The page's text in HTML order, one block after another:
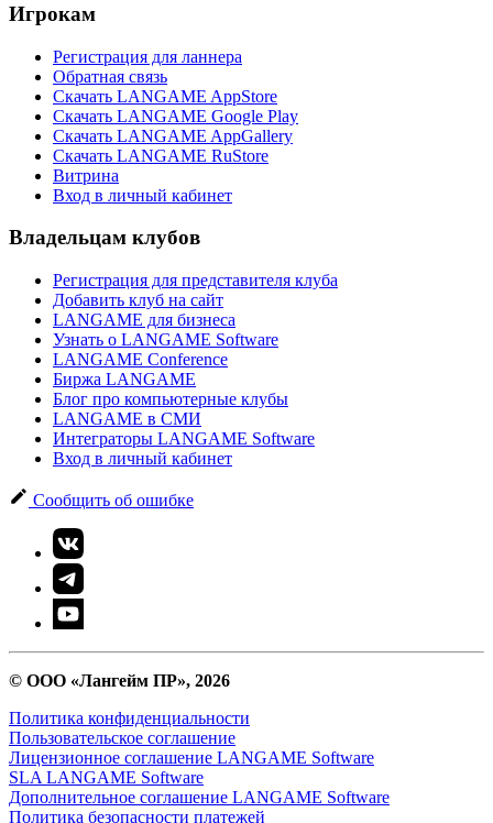
Игрокам
Регистрация для ланнера
Обратная связь
Скачать LANGAME AppStore
Скачать LANGAME Google Play
Скачать LANGAME AppGallery
Скачать LANGAME RuStore
Витрина
Вход в личный кабинет
Владельцам клубов
Регистрация для представителя клуба
Добавить клуб на сайт
LANGAME для бизнеса
Узнать о LANGAME Software
LANGAME Conference
Биржа LANGAME
Блог про компьютерные клубы
LANGAME в СМИ
Интеграторы LANGAME Software
Вход в личный кабинет
Сообщить об ошибке
© ООО «Лангейм ПР», 2026
Политика конфиденциальности
Пользовательское соглашение
Лицензионное соглашение LANGAME Software
SLA LANGAME Software
Дополнительное соглашение LANGAME Software
Политика безопасности платежей